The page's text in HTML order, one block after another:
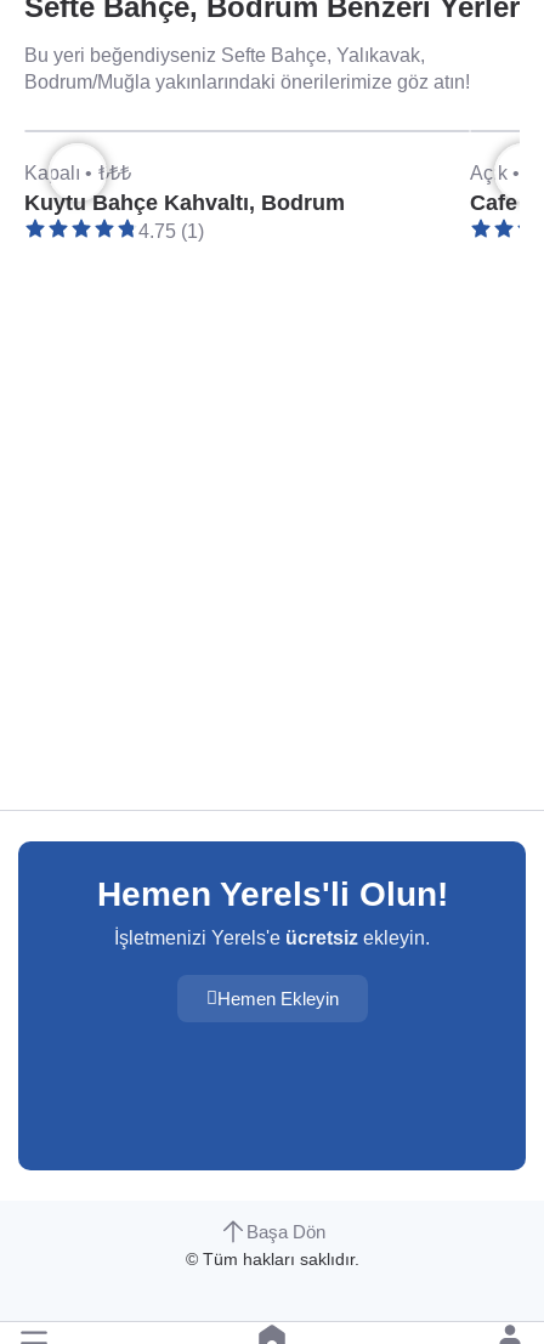
Sefte Bahçe, Bodrum Benzeri Yerler
Bu yeri beğendiyseniz Sefte Bahçe, Yalıkavak,
Bodrum/Muğla yakınlarındaki önerilerimize göz atın!
Kapalı • ₺₺₺
Kuytu Bahçe Kahvaltı, Bodrum
4.75 (1)
Açık •
Cafe
Hemen Yerels'li Olun!
İşletmenizi Yerels'e ücretsiz ekleyin.
Hemen Ekleyin
Başa Dön
© Tüm hakları saklıdır.